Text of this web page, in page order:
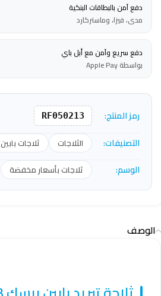
دفع آمن بالبطاقات البنكية
مدى، فيزا، وماستركارد
دفع سريع وآمن مع أبل باي
بواسطة Apple Pay
رمز المنتج: RF050213
التصنيفات: الثلاجات ثلاجات بابين
الوسم: ثلاجات بأسعار مخفضة
الوصف